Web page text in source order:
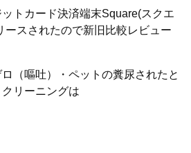
トカード決済端末Square(スクエ
ースされたので新旧比較レビュー
（嘔吐）・ペットの糞尿されたと
リーニングは